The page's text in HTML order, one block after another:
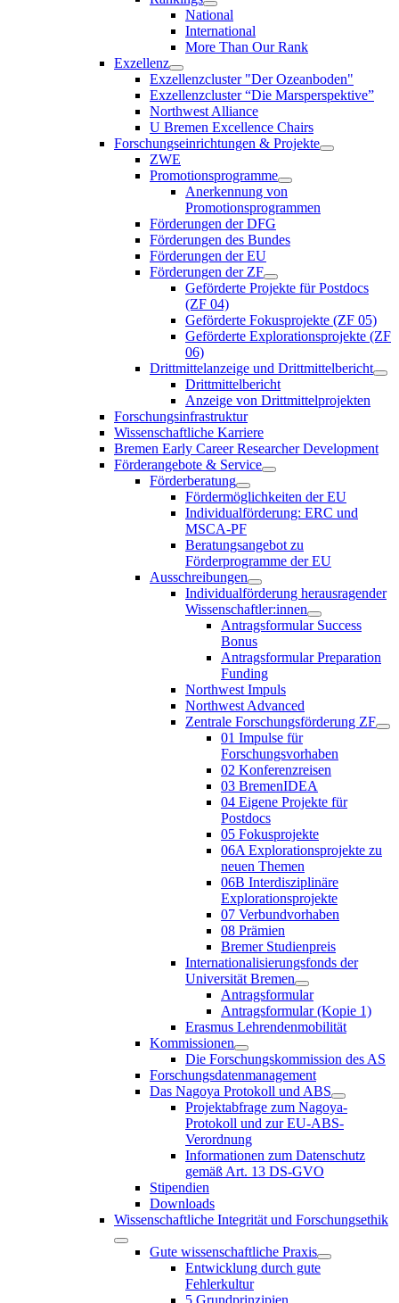
National
International
More Than Our Rank
Exzellenz
Exzellenzcluster "Der Ozeanboden"
Exzellenzcluster “Die Marsperspektive”
Northwest Alliance
U Bremen Excellence Chairs
Forschungseinrichtungen & Projekte
ZWE
Promotionsprogramme
Anerkennung von
Promotionsprogrammen
Förderungen der DFG
Förderungen des Bundes
Förderungen der EU
Förderungen der ZF
Geförderte Projekte für Postdocs
(ZF 04)
Geförderte Fokusprojekte (ZF 05)
Geförderte Explorationsprojekte (ZF
06)
Drittmittelanzeige und Drittmittelbericht
Drittmittelbericht
Anzeige von Drittmittelprojekten
Forschungsinfrastruktur
Wissenschaftliche Karriere
Bremen Early Career Researcher Development
Förderangebote & Service
Förderberatung
Fördermöglichkeiten der EU
Individualförderung: ERC und
MSCA-PF
Beratungsangebot zu
Förderprogramme der EU
Ausschreibungen
Individualförderung herausragender
Wissenschaftler:innen
Antragsformular Success
Bonus
Antragsformular Preparation
Funding
Northwest Impuls
Northwest Advanced
Zentrale Forschungsförderung ZF
01 Impulse für
Forschungsvorhaben
02 Konferenzreisen
03 BremenIDEA
04 Eigene Projekte für
Postdocs
05 Fokusprojekte
06A Explorationsprojekte zu
neuen Themen
06B Interdisziplinäre
Explorationsprojekte
07 Verbundvorhaben
08 Prämien
Bremer Studienpreis
Internationalisierungsfonds der
Universität Bremen
Antragsformular
Antragsformular (Kopie 1)
Erasmus Lehrendenmobilität
Kommissionen
Die Forschungskommission des AS
Forschungsdatenmanagement
Das Nagoya Protokoll und ABS
Projektabfrage zum Nagoya-
Protokoll und zur EU-ABS-
Verordnung
Informationen zum Datenschutz
gemäß Art. 13 DS-GVO
Stipendien
Downloads
Wissenschaftliche Integrität und Forschungsethik
Gute wissenschaftliche Praxis
Entwicklung durch gute
Fehlerkultur
5 Grundprinzipien